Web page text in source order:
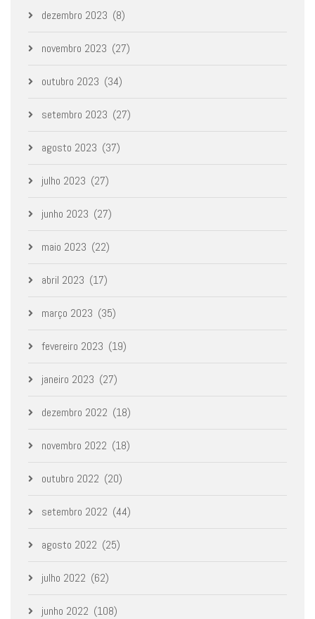
dezembro 2023 (8)
novembro 2023 (27)
outubro 2023 (34)
setembro 2023 (27)
agosto 2023 (37)
julho 2023 (27)
junho 2023 (27)
maio 2023 (22)
abril 2023 (17)
março 2023 (35)
fevereiro 2023 (19)
janeiro 2023 (27)
dezembro 2022 (18)
novembro 2022 (18)
outubro 2022 (20)
setembro 2022 (44)
agosto 2022 (25)
julho 2022 (62)
junho 2022 (108)